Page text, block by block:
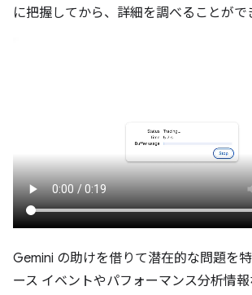
に把握してから、詳細を調べることがで
Gemini の助けを借りて潜在的な問題を
ース イベントやパフォーマンス分析情